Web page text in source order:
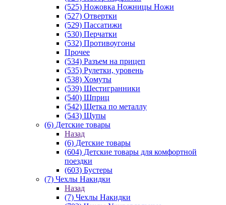
(525) Ножовка Ножницы Ножи
(527) Отвертки
(529) Пассатижи
(530) Перчатки
(532) Противоугоны
Прочее
(534) Разъем на прицеп
(535) Рулетки, уровень
(538) Хомуты
(539) Шестигранники
(540) Шприц
(542) Щетка по металлу
(543) Щупы
(6) Детские товары
Назад
(6) Детские товары
(604) Детские товары для комфортной
поездки
(603) Бустеры
(7) Чехлы Накидки
Назад
(7) Чехлы Накидки